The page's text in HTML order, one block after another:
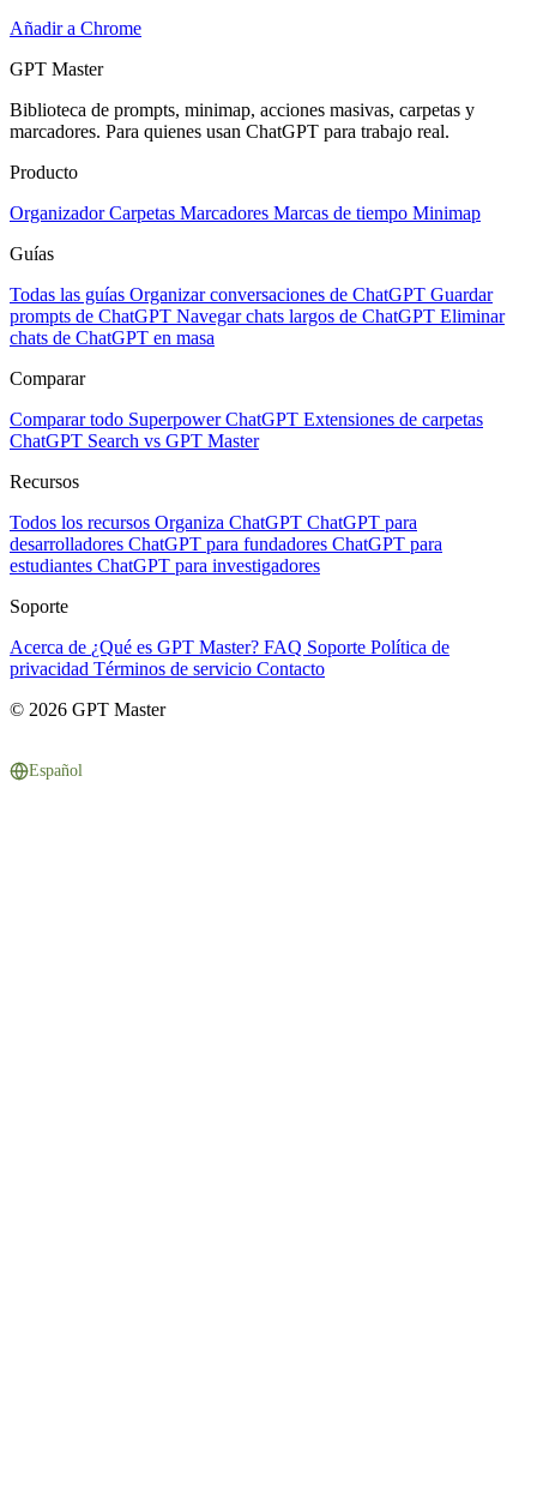
Añadir a Chrome
GPT Master
Biblioteca de prompts, minimap, acciones masivas, carpetas y
marcadores. Para quienes usan ChatGPT para trabajo real.
Producto
OrganizadorCarpetas Marcadores Marcas de tiempo Minimap
Guías
Todas las guías Organizar conversaciones de ChatGPT Guardar
prompts de ChatGPT Navegar chats largos de ChatGPT Eliminar
chats de ChatGPT en masa
Comparar
Comparar todo Superpower ChatGPT Extensiones de carpetas
ChatGPT Search vs GPT Master
Recursos
Todos los recursos Organiza ChatGPT ChatGPT para
desarrolladores ChatGPT para fundadores ChatGPT para
estudiantes ChatGPT para investigadores
Soporte
Acerca de ¿Qué es GPT Master? FAQ Soporte Política de
privacidad Términos de servicio Contacto
© 2026 GPT Master
Español